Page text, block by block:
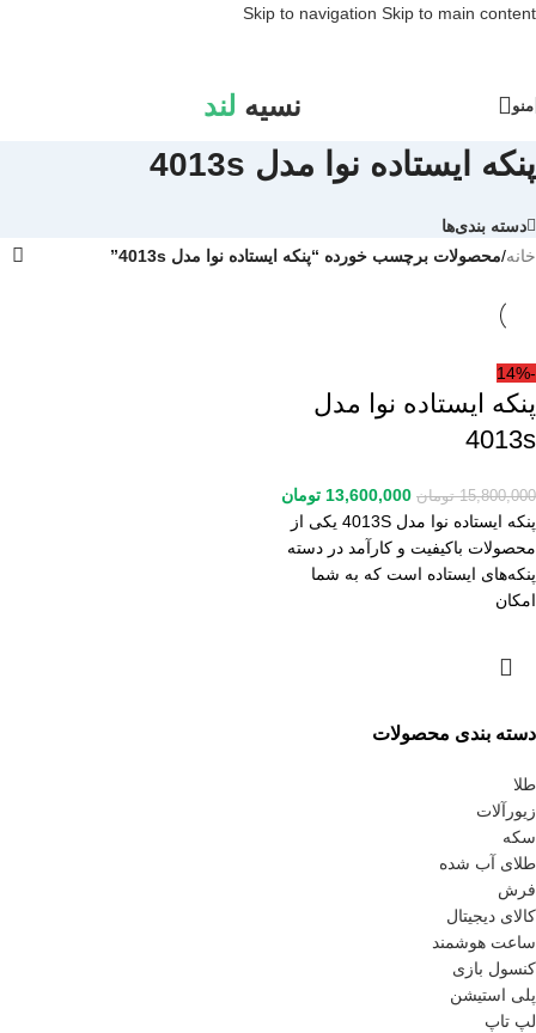
Skip to navigation Skip to main content
منو نسیه لند
پنکه ایستاده نوا مدل 4013s
دسته بندی‌ها
دسته بندی محصولات
طلا
زیورآلات
سکه
طلای آب شده
فرش
کالای دیجیتال
ساعت هوشمند
کنسول بازی
پلی استیشن
لپ تاپ
خانه/محصولات برچسب خورده “پنکه ایستاده نوا مدل 4013s”
-14%
پنکه ایستاده نوا مدل
4013s
15,800,000 تومان 13,600,000 تومان
پنکه ایستاده نوا مدل 4013S یکی از
محصولات باکیفیت و کارآمد در دسته
پنکه‌های ایستاده است که به شما
امکان